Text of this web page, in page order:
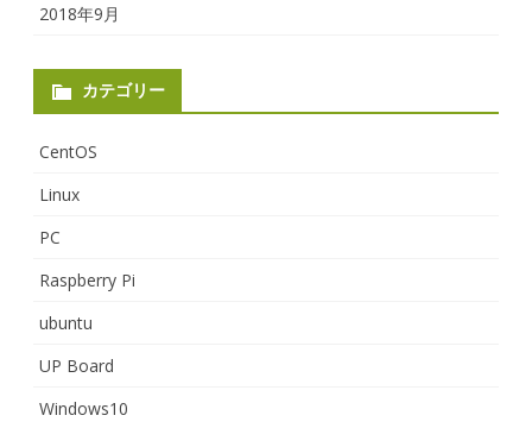
2018年9月
カテゴリー
CentOS
Linux
PC
Raspberry Pi
ubuntu
UP Board
Windows10